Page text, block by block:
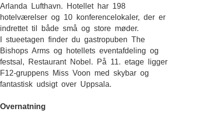
Arlanda Lufthavn. Hotellet har 198
hotelværelser og 10 konferencelokaler, der er
indrettet til både små og store møder.
I stueetagen finder du gastropuben The
Bishops Arms og hotellets eventafdeling og
festsal, Restaurant Nobel. På 11. etage ligger
F12-gruppens Miss Voon med skybar og
fantastisk udsigt over Uppsala.
Overnatning